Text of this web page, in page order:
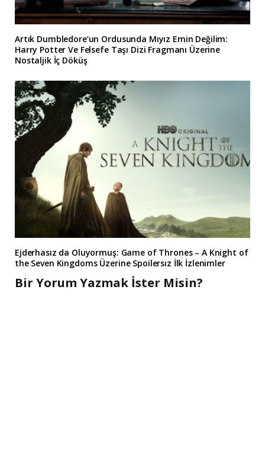
Artık Dumbledore’un Ordusunda Mıyız Emin Değilim:
Harry Potter Ve Felsefe Taşı Dizi Fragmanı Üzerine
Nostaljik İç Döküş
Ejderhasız da Oluyormuş: Game of Thrones – A Knight of
the Seven Kingdoms Üzerine Spoilersız İlk İzlenimler
Bir Yorum Yazmak İster Misin?